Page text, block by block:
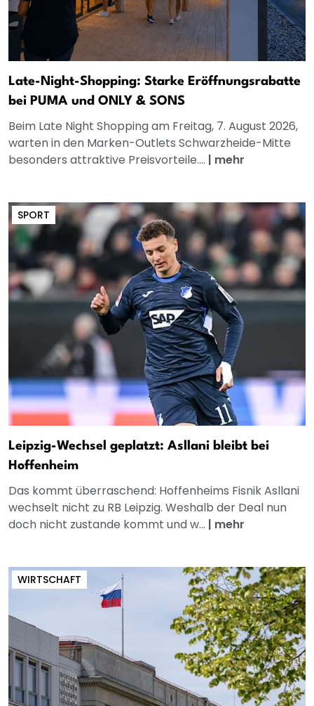
Late-Night-Shopping: Starke Eröffnungsrabatte
bei PUMA und ONLY & SONS
Beim Late Night Shopping am Freitag, 7. August 2026,
warten in den Marken-Outlets Schwarzheide-Mitte
besonders attraktive Preisvorteile.... | mehr
SPORT
Leipzig-Wechsel geplatzt: Asllani bleibt bei
Hoffenheim
Das kommt überraschend: Hoffenheims Fisnik Asllani
wechselt nicht zu RB Leipzig. Weshalb der Deal nun
doch nicht zustande kommt und w... | mehr
WIRTSCHAFT